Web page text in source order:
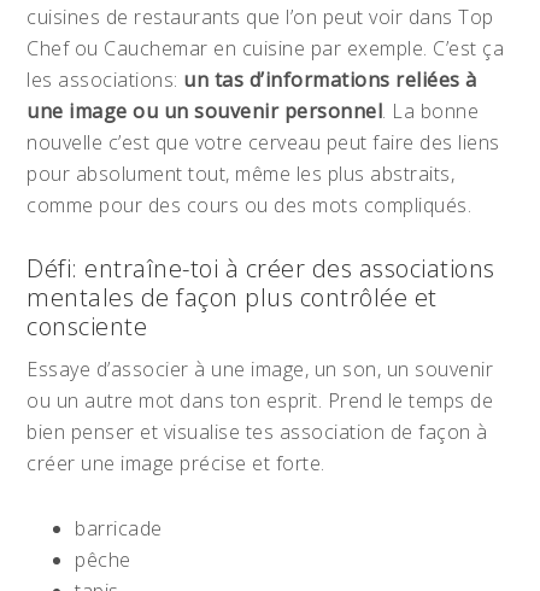
cuisines de restaurants que l’on peut voir dans Top
Chef ou Cauchemar en cuisine par exemple. C’est ça
les associations: un tas d’informations reliées à
une image ou un souvenir personnel. La bonne
nouvelle c’est que votre cerveau peut faire des liens
pour absolument tout, même les plus abstraits,
comme pour des cours ou des mots compliqués.
Défi: entraîne-toi à créer des associations
mentales de façon plus contrôlée et
consciente
Essaye d’associer à une image, un son, un souvenir
ou un autre mot dans ton esprit. Prend le temps de
bien penser et visualise tes association de façon à
créer une image précise et forte.
barricade
pêche